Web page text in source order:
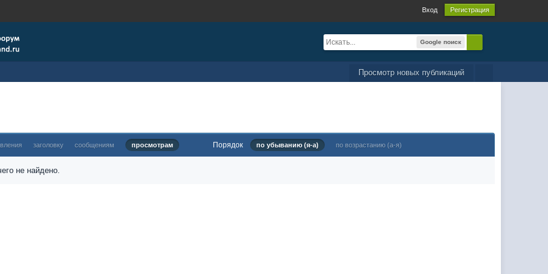
Вход Регистрация
Google поиск
Просмотр новых публикаций
заголовку сообщениям просмотрам Порядок по убыванию (я-а) по возрастанию (а-я)
не найдено.